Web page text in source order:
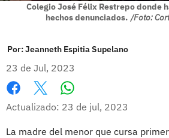
Colegio José Félix Restrepo donde
hechos denunciados. /Foto:
Por:Jeanneth Espitia Supelano
23 de Jul, 2023
Facebook
X
Actualizado: 23 de jul, 2023
La madre del menor que cursa